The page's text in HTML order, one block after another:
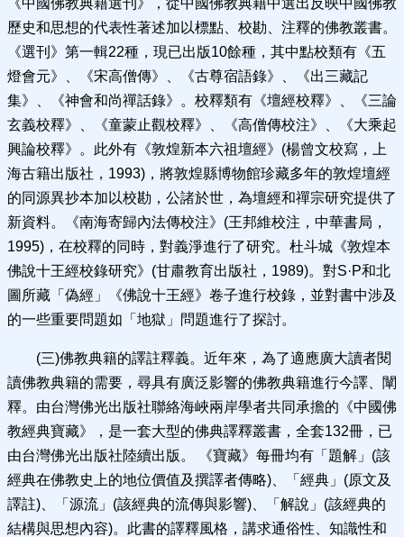
歷史和思想的代表性著述加以標點、校勘、注釋的佛教叢書。
《選刊》第一輯22種，現已出版10餘種，其中點校類有《五
燈會元》、《宋高僧傳》、《古尊宿語錄》、《出三藏記
集》、《神會和尚禪話錄》。校釋類有《壇經校釋》、《三論
玄義校釋》、《童蒙止觀校釋》、《高僧傳校注》、《大乘起
興論校釋》。此外有《敦煌新本六祖壇經》(楊曾文校寫，上
海古籍出版社，1993)，將敦煌縣博物館珍藏多年的敦煌壇經
的同源異抄本加以校勘，公諸於世，為壇經和禪宗研究提供了
新資料。《南海寄歸內法傳校注》(王邦維校注，中華書局，
1995)，在校釋的同時，對義淨進行了研究。杜斗城《敦煌本
佛說十王經校錄研究》(甘肅教育出版社，1989)。對S·P和北
圖所藏「偽經」《佛說十王經》卷子進行校錄，並對書中涉及
的一些重要問題如「地獄」問題進行了探討。
(三)佛教典籍的譯註釋義。近年來，為了適應廣大讀者閱
讀佛教典籍的需要，尋具有廣泛影響的佛教典籍進行今譯、闡
釋。由台灣佛光出版社聯絡海峽兩岸學者共同承擔的《中國佛
教經典寶藏》，是一套大型的佛典譯釋叢書，全套132冊，已
由台灣佛光出版社陸續出版。 《寶藏》每冊均有「題解」(該
經典在佛教史上的地位價值及撰譯者傳略)、「經典」(原文及
譯註)、「源流」(該經典的流傳與影響)、「解說」(該經典的
結構與思想內容)。此書的譯釋風格，講求通俗性、知識性和